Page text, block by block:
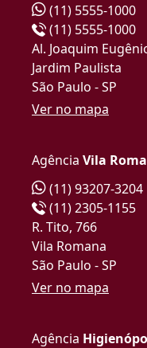
(11) 5555-1000
(11) 5555-1000
Al. Joaquim
Jardim Paulista
São Paulo - SP
Ver no mapa
Agência Vila
(11) 93207-3204
(11) 2305-1155
R. Tito, 766
Vila Romana
São Paulo - SP
Ver no mapa
Agência